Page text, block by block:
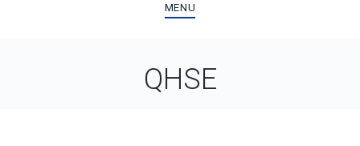
MENU
QHSE